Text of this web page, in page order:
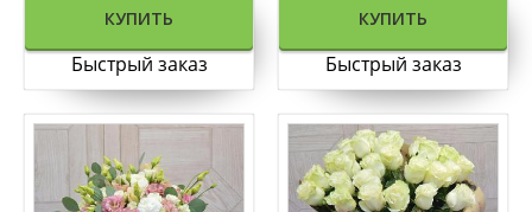
КУПИТЬ
Быстрый заказ
КУПИТЬ
Быстрый заказ